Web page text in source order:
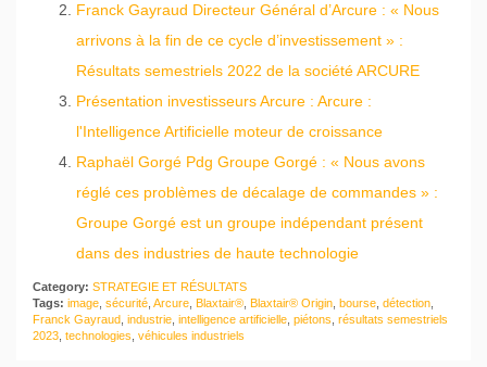
Franck Gayraud Directeur Général d’Arcure : « Nous
arrivons à la fin de ce cycle d’investissement » :
Résultats semestriels 2022 de la société ARCURE
Présentation investisseurs Arcure : Arcure :
l'Intelligence Artificielle moteur de croissance
Raphaël Gorgé Pdg Groupe Gorgé : « Nous avons
réglé ces problèmes de décalage de commandes » :
Groupe Gorgé est un groupe indépendant présent
dans des industries de haute technologie
Category: STRATEGIE ET RÉSULTATS
Tags: image sécurité Arcure Blaxtair® Blaxtair® Origin bourse détection
Franck Gayraud industrie intelligence artificielle piétons résultats semestriels
2023 technologies véhicules industriels